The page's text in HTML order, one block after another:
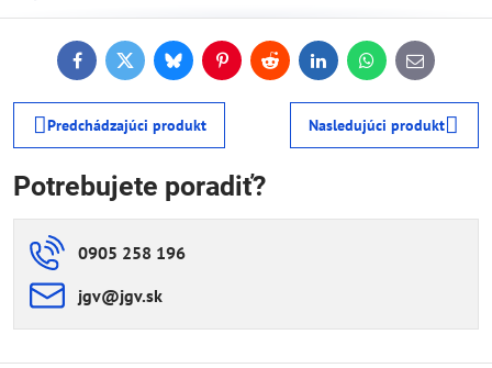
FacebookTwitterBlueskyPinterestReddit LinkedInWhatsApp
E-
mail
Predchádzajúci produkt Nasledujúci produkt
Potrebujete poradiť?
0905 258 196
jgv​@jgv​.sk